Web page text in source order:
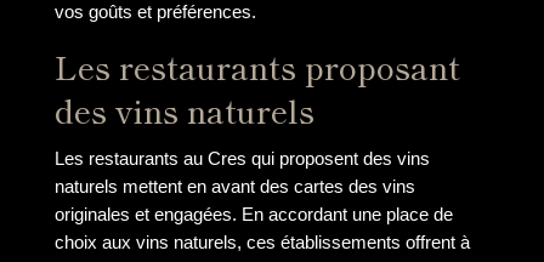
vos goûts et préférences.
Les restaurants proposant
des vins naturels
Les restaurants au Cres qui proposent des vins
naturels mettent en avant des cartes des vins
originales et engagées. En accordant une place de
choix aux vins naturels, ces établissements offrent à